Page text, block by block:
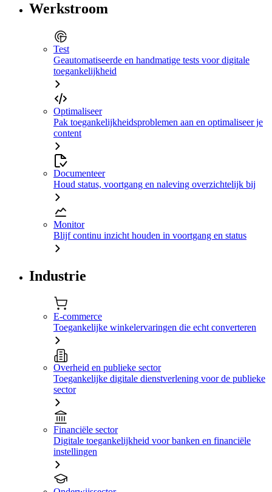
Werkstroom
Test
Geautomatiseerde en handmatige tests voor digitale
toegankelijkheid
Optimaliseer
Pak toegankelijkheidsproblemen aan en optimaliseer je
content
Documenteer
Houd status, voortgang en naleving overzichtelijk bij
Monitor
Blijf continu inzicht houden in voortgang en status
Industrie
E-commerce
Toegankelijke winkelervaringen die echt converteren
Overheid en publieke sector
Toegankelijke digitale dienstverlening voor de publieke
sector
Financiële sector
Digitale toegankelijkheid voor banken en financiële
instellingen